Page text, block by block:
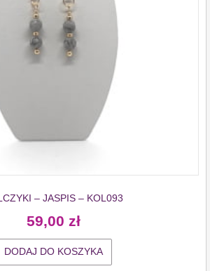
– JASPIS – KOL093
59,00 zł
DODAJ DO KOSZYKA